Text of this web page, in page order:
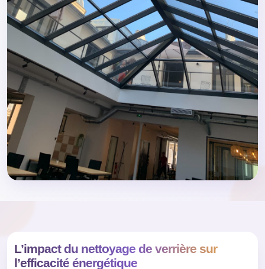
L’impact du nettoyage de verrière sur
l’efficacité énergétique